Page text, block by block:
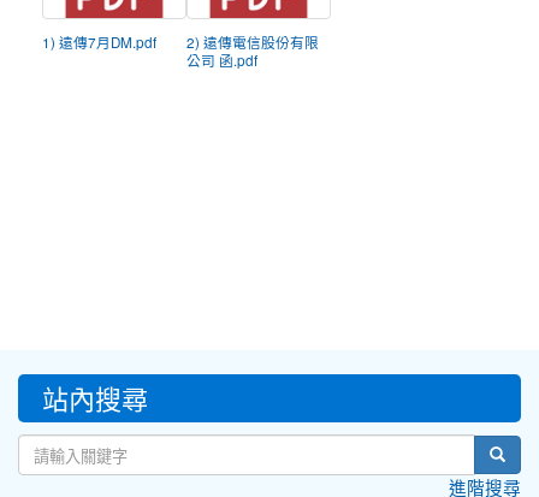
1) 遠傳7月DM.pdf
2) 遠傳電信股份有限
公司 函.pdf
::: 站內搜尋
進階搜尋